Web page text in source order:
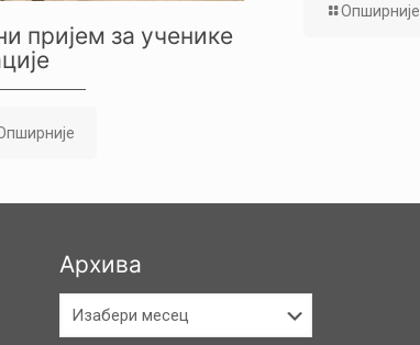
пријем за ученике
Опширније
Архива
Архива